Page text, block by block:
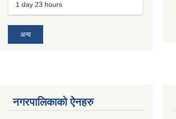
1 day 23 hours
अन्य
नगरपालिकाको ऐनहरु